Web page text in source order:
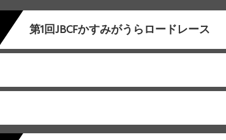
第1回JBCFかすみがうらロードレース